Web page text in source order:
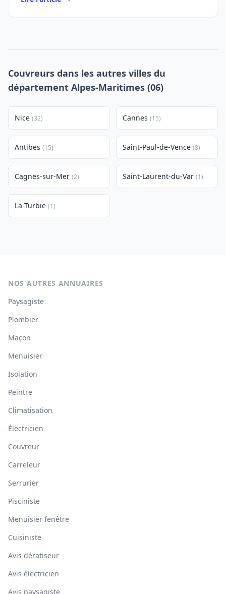
Couvreurs dans les autres villes du
département Alpes-Maritimes (06)
Nice (32) Cannes (15)
Antibes (15) Saint-Paul-de-Vence (8)
Cagnes-sur-Mer (2) Saint-Laurent-du-Var (1)
La Turbie (1)
NOS AUTRES ANNUAIRES
Paysagiste
Plombier
Maçon
Menuisier
Isolation
Peintre
Climatisation
Électricien
Couvreur
Carreleur
Serrurier
Pisciniste
Menuisier fenêtre
Cuisiniste
Avis dératiseur
Avis électricien
Avis paysagiste